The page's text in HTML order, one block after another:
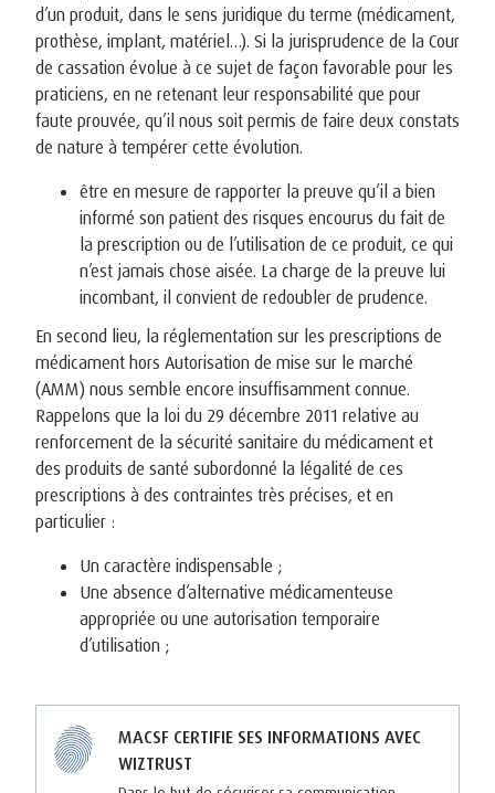
d’un produit, dans le sens juridique du terme (médicament,
prothèse, implant, matériel…). Si la jurisprudence de la Cour
de cassation évolue à ce sujet de façon favorable pour les
praticiens, en ne retenant leur responsabilité que pour
faute prouvée, qu’il nous soit permis de faire deux constats
de nature à tempérer cette évolution.
être en mesure de rapporter la preuve qu’il a bien
informé son patient des risques encourus du fait de
la prescription ou de l’utilisation de ce produit, ce qui
n’est jamais chose aisée. La charge de la preuve lui
incombant, il convient de redoubler de prudence.
En second lieu, la réglementation sur les prescriptions de
médicament hors Autorisation de mise sur le marché
(AMM) nous semble encore insuffisamment connue.
Rappelons que la loi du 29 décembre 2011 relative au
renforcement de la sécurité sanitaire du médicament et
des produits de santé subordonné la légalité de ces
prescriptions à des contraintes très précises, et en
particulier :
Un caractère indispensable ;
Une absence d’alternative médicamenteuse
appropriée ou une autorisation temporaire
d’utilisation ;
MACSF CERTIFIE SES INFORMATIONS AVEC
WIZTRUST